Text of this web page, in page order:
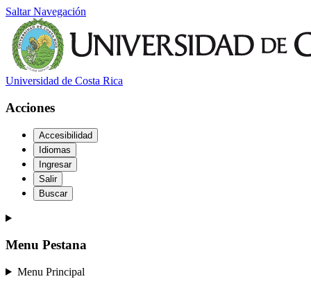
Saltar Navegación
Universidad de Costa Rica
Acciones
Accesibilidad
Idiomas
Ingresar
Salir
Buscar
Menu Pestana
Menu Principal